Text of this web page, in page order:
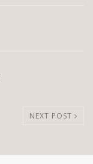
NEXT POST